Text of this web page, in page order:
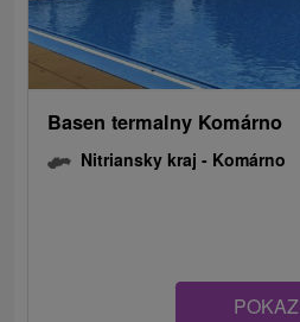
Basen termalny Komárno
Nitriansky kraj - Komárno
POKAZ